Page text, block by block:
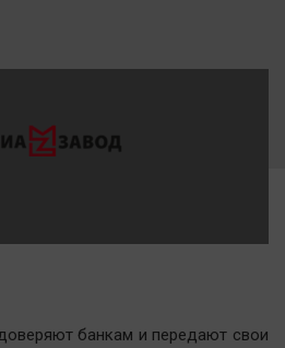
банкам и передают свои